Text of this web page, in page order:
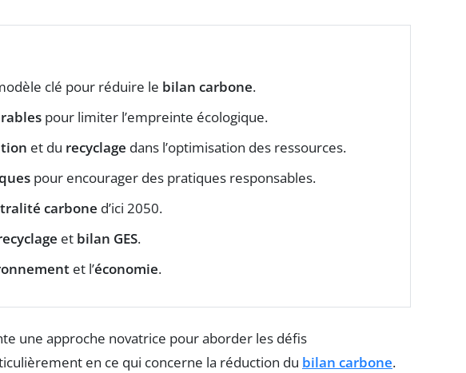
clé pour réduire le bilan carbone.
pour limiter l’empreinte écologique.
et du recyclage dans l’optimisation des ressources.
pour encourager des pratiques responsables.
carbone d’ici 2050.
et bilan GES.
et l’économie.
une approche novatrice pour aborder les défis
en ce qui concerne la réduction du bilan carbone.